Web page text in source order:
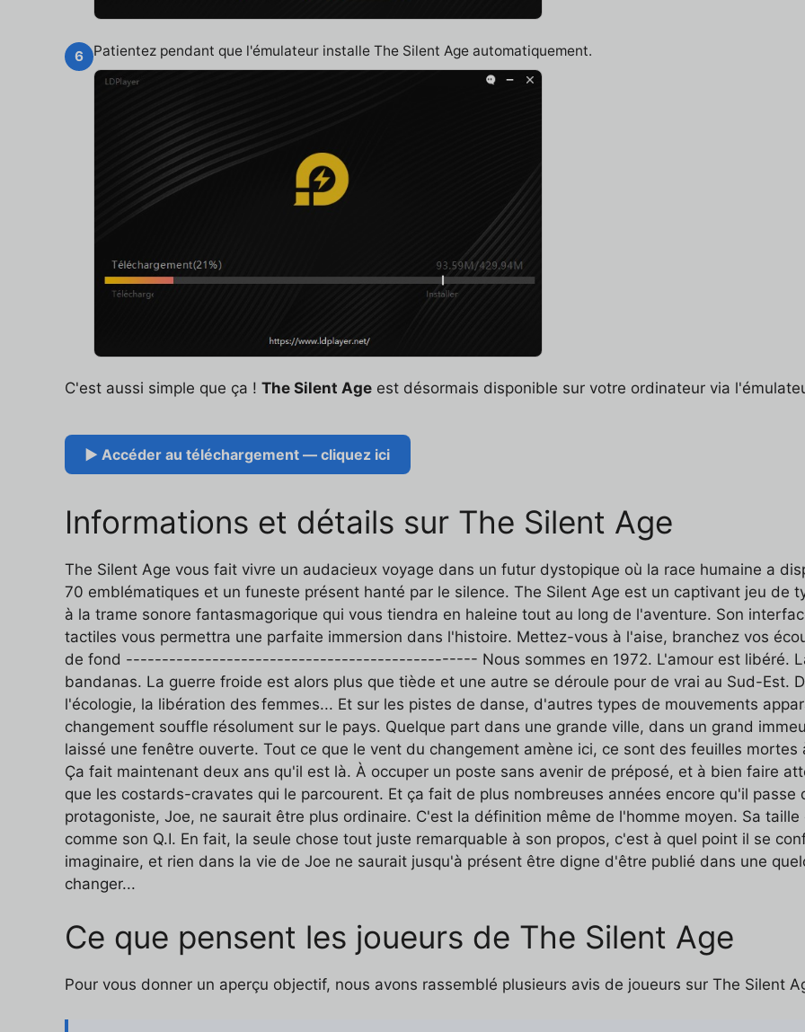
6 Patientez pendant que l'émulateur installe The Silent Age automatiquement.
C'est aussi simple que ça ! The Silent Age est désormais disponible sur votre ordinateur via
▶ Accéder au téléchargement — cliquez ici
Informations et détails sur The Silent Age
The Silent Age vous fait vivre un audacieux voyage dans un futur dystopique où la race humaine a
70 emblématiques et un funeste présent hanté par le silence. The Silent Age est un captivant jeu de
à la trame sonore fantasmagorique qui vous tiendra en haleine tout au long de l'aventure. Son
tactiles vous permettra une parfaite immersion dans l'histoire. Mettez-vous à l'aise, branchez vos
de fond ------------------------------------------------- Nous sommes en 1972. L'amour est libéré. La
bandanas. La guerre froide est alors plus que tiède et une autre se déroule pour de vrai au Sud-Est.
l'écologie, la libération des femmes... Et sur les pistes de danse, d'autres types de mouvements
changement souffle résolument sur le pays. Quelque part dans une grande ville, dans un grand
laissé une fenêtre ouverte. Tout ce que le vent du changement amène ici, ce sont des feuilles
Ça fait maintenant deux ans qu'il est là. À occuper un poste sans avenir de préposé, et à bien faire
que les costards-cravates qui le parcourent. Et ça fait de plus nombreuses années encore qu'il
protagoniste, Joe, ne saurait être plus ordinaire. C'est la définition même de l'homme moyen. Sa
comme son Q.I. En fait, la seule chose tout juste remarquable à son propos, c'est à quel point il se
imaginaire, et rien dans la vie de Joe ne saurait jusqu'à présent être digne d'être publié dans une
changer...
Ce que pensent les joueurs de The Silent Age
Pour vous donner un aperçu objectif, nous avons rassemblé plusieurs avis de joueurs sur The Silent